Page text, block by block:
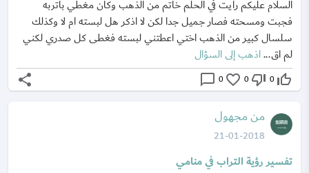
السلام عليكم رايت في الحلم خاتم من الذهب وكان مغطي باتربه
فجبت ومسحته فصار جميل جدا لكن لا اذكر هل لبسته ام لا وكذلك
سلسال كبير من الذهب اختي اعطتني لبسته فغطى كل صدري لكني
لم اق...اذهب إلى السؤال
thumb_up_off_alt
0
thumb_down_off_alt
0
favorite_border
0
chat_bubble_outline
share
من مجهول
21-01-2018
تفسير رؤية التراب في منامي